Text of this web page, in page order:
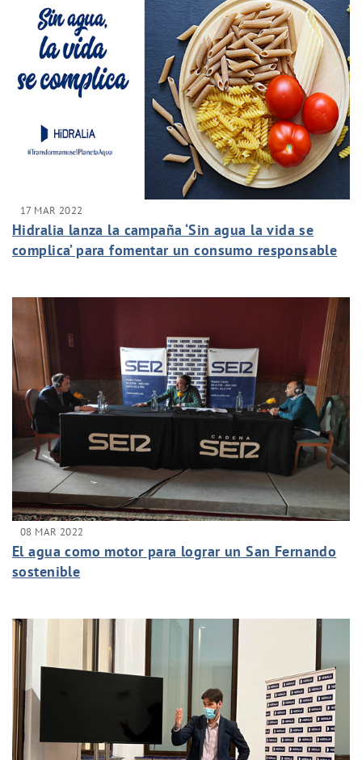
17 MAR 2022
Hidralia lanza la campaña ‘Sin agua la vida se
complica’ para fomentar un consumo responsable
08 MAR 2022
El agua como motor para lograr un San Fernando
sostenible